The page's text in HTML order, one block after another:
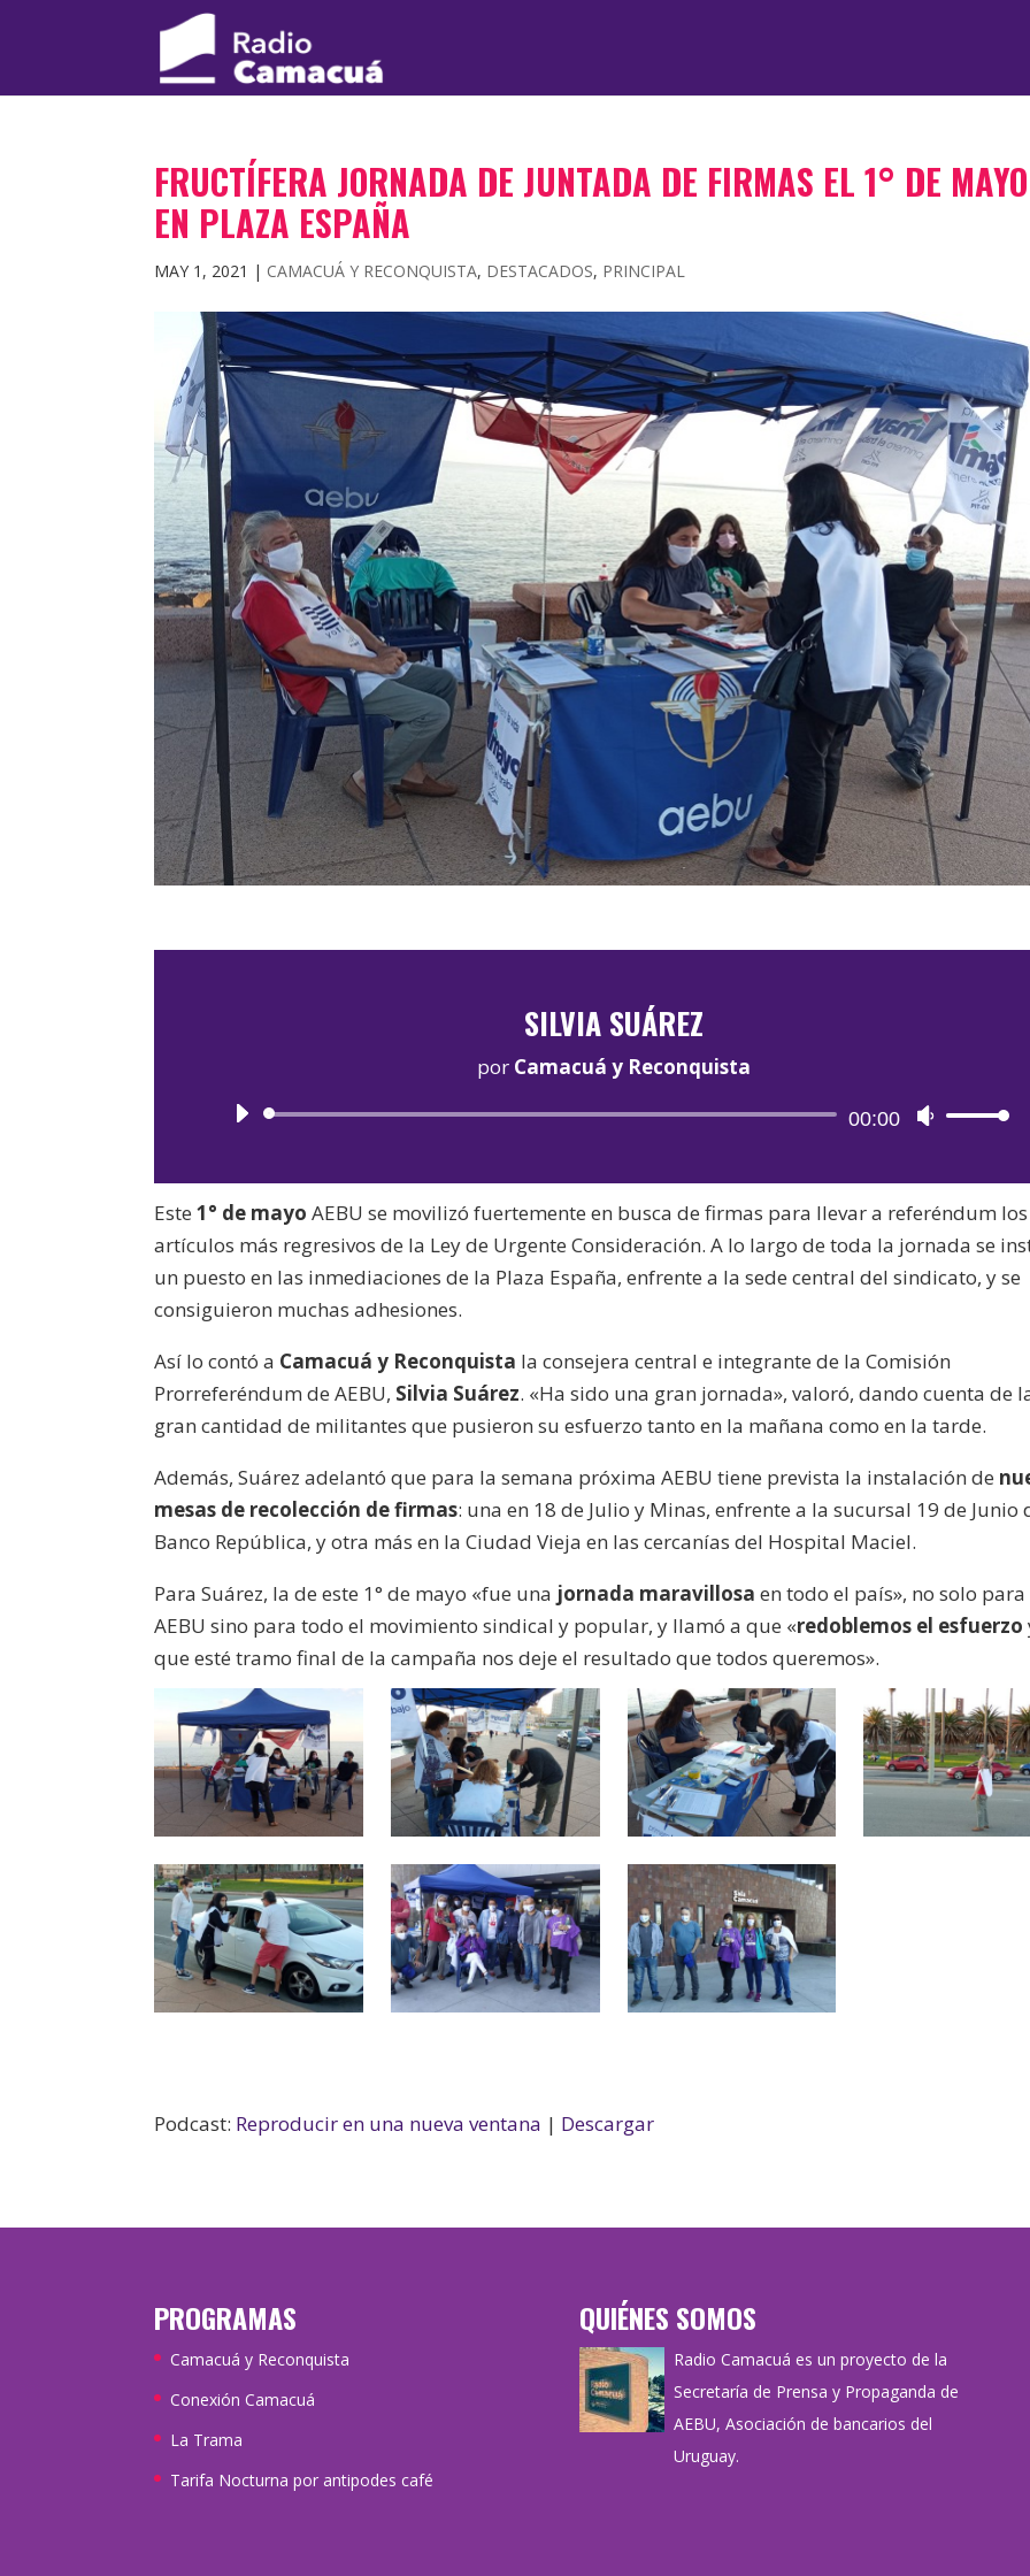
FRUCTÍFERA JORNADA DE JUNTADA DE FIRMAS EL 1° DE MAYO
EN PLAZA ESPAÑA
MAY 1, 2021 | CAMACUÁ Y RECONQUISTA, DESTACADOS, PRINCIPAL
SILVIA SUÁREZ
por Camacuá y Reconquista
Reproductor
audio
00:00
Utiliza
teclas
de
flecha
arriba/
o
disminuir
el
volumen.
Este1° de mayo AEBU se movilizó fuertemente en busca de firmas para llevar a referéndum
artículos más regresivos de la Ley de Urgente Consideración. A lo largo de toda la jornada se
un puesto en las inmediaciones de la Plaza España, enfrente a la sede central del sindicato, y se
consiguieron muchas adhesiones.
Así lo contó a Camacuá y Reconquista la consejera central e integrante de la Comisión
Prorreferéndum de AEBU, Silvia Suárez. «Ha sido una gran jornada», valoró, dando cuenta de
gran cantidad de militantes que pusieron su esfuerzo tanto en la mañana como en la tarde.
Además, Suárez adelantó que para la semana próxima AEBU tiene prevista la instalación de
mesas de recolección de firmas: una en 18 de Julio y Minas, enfrente a la sucursal 19 de Junio
Banco República, y otra más en la Ciudad Vieja en las cercanías del Hospital Maciel.
Para Suárez, la de este 1° de mayo «fue una jornada maravillosa en todo el país», no solo para
AEBU sino para todo el movimiento sindical y popular, y llamó a que «redoblemos el esfuerzo
que esté tramo final de la campaña nos deje el resultado que todos queremos».
Podcast: Reproducir en una nueva ventana | Descargar
PROGRAMAS
Camacuá y Reconquista
Conexión Camacuá
La Trama
Tarifa Nocturna por antipodes café
QUIÉNES SOMOS
Radio Camacuá es un proyecto de la
Secretaría de Prensa y Propaganda de
AEBU, Asociación de bancarios del
Uruguay.